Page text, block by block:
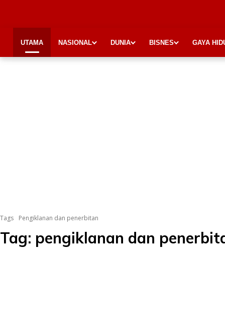
UTAMA NASIONAL DUNIA BISNES GAYA
Tags Pengiklanan dan penerbitan
Tag: pengiklanan dan